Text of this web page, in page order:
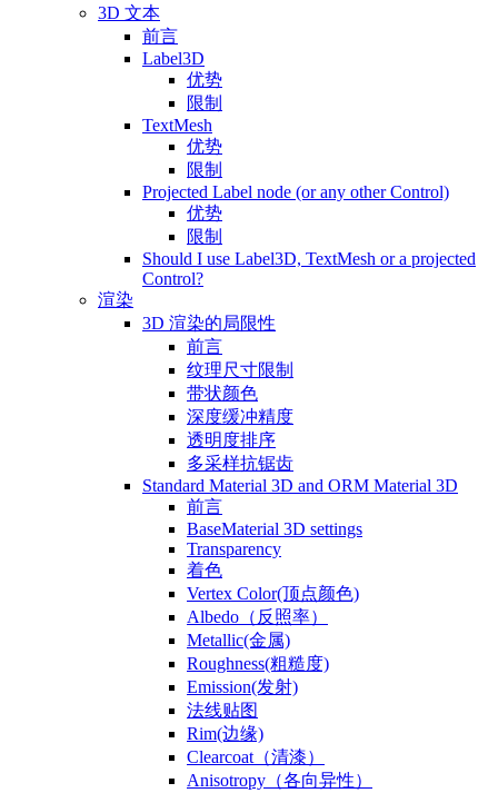
3D 文本
前言
Label3D
优势
限制
TextMesh
优势
限制
Projected Label node (or any other Control)
优势
限制
Should I use Label3D, TextMesh or a projected
Control?
渲染
3D 渲染的局限性
前言
纹理尺寸限制
带状颜色
深度缓冲精度
透明度排序
多采样抗锯齿
Standard Material 3D and ORM Material 3D
前言
BaseMaterial 3D settings
Transparency
着色
Vertex Color(顶点颜色)
Albedo（反照率）
Metallic(金属)
Roughness(粗糙度)
Emission(发射)
法线贴图
Rim(边缘)
Clearcoat（清漆）
Anisotropy（各向异性）